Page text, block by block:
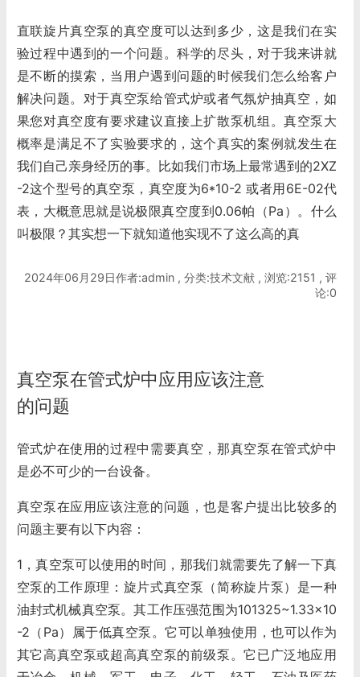
直联旋片真空泵的真空度可以达到多少，这是我们在实
验过程中遇到的一个问题。科学的尽头，对于我来讲就
是不断的摸索，当用户遇到问题的时候我们怎么给客户
解决问题。对于真空泵给管式炉或者气氛炉抽真空，如
果您对真空度有要求建议直接上扩散泵机组。真空泵大
概率是满足不了实验要求的，这个真实的案例就发生在
我们自己亲身经历的事。比如我们市场上最常遇到的2XZ
-2这个型号的真空泵，真空度为6*10-2 或者用6E-02代
表，大概意思就是说极限真空度到0.06帕（Pa）。什么
叫极限？其实想一下就知道他实现不了这么高的真
2024年06月29日作者:admin , 分类:技术文献 , 浏览:2151 , 评
论:0
真空泵在管式炉中应用应该注意
的问题
管式炉在使用的过程中需要真空，那真空泵在管式炉中
是必不可少的一台设备。
真空泵在应用应该注意的问题，也是客户提出比较多的
问题主要有以下内容：
1，真空泵可以使用的时间，那我们就需要先了解一下真
空泵的工作原理：旋片式真空泵（简称旋片泵）是一种
油封式机械真空泵。其工作压强范围为101325~1.33×10
-2（Pa）属于低真空泵。它可以单独使用，也可以作为
其它高真空泵或超高真空泵的前级泵。它已广泛地应用